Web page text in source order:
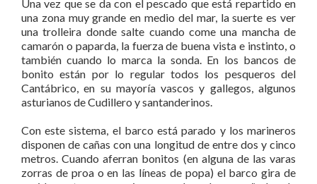
Una vez que se da con el pescado que está repartido en
una zona muy grande en medio del mar, la suerte es ver
una trolleira donde salte cuando come una mancha de
camarón o paparda, la fuerza de buena vista e instinto, o
también cuando lo marca la sonda. En los bancos de
bonito están por lo regular todos los pesqueros del
Cantábrico, en su mayoría vascos y gallegos, algunos
asturianos de Cudillero y santanderinos.
Con este sistema, el barco está parado y los marineros
disponen de cañas con una longitud de entre dos y cinco
metros. Cuando aferran bonitos (en alguna de las varas
zorras de proa o en las líneas de popa) el barco gira de